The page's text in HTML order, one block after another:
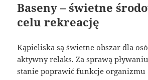
Baseny – świetne
celu rekreację
Kąpieliska są świetne obszar dla
aktywny relaks. Za sprawą
stanie poprawić funkcje organizmu